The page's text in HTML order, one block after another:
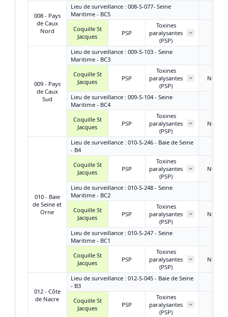
008 - Pays
de Caux
Nord
Lieu de surveillance : 008-S-077- Seine
Maritime - BC5
Coquille St
Jacques
PSP
Toxines
paralysantes
(PSP)
009 - Pays
de Caux
Sud
Lieu de surveillance : 009-S-103 - Seine
Maritime - BC3
Coquille St
Jacques
PSP
Toxines
paralysantes
(PSP)
NQ ou
Lieu de surveillance : 009-S-104 - Seine
Maritime - BC4
Coquille St
Jacques
PSP
Toxines
paralysantes
(PSP)
NQ ou
010 - Baie
de Seine et
Orne
Lieu de surveillance : 010-S-246 - Baie de Seine
- B4
Coquille St
Jacques
PSP
Toxines
paralysantes
(PSP)
NQ ou
Lieu de surveillance : 010-S-248 - Seine
Maritime - BC2
Coquille St
Jacques
PSP
Toxines
paralysantes
(PSP)
NQ ou
Lieu de surveillance : 010-S-247 - Seine
Maritime - BC1
Coquille St
Jacques
PSP
Toxines
paralysantes
(PSP)
NQ ou
012 - Côte
de Nacre
Lieu de surveillance : 012-S-045 - Baie de Seine
- B3
Coquille St
Jacques
PSP
Toxines
paralysantes
(PSP)